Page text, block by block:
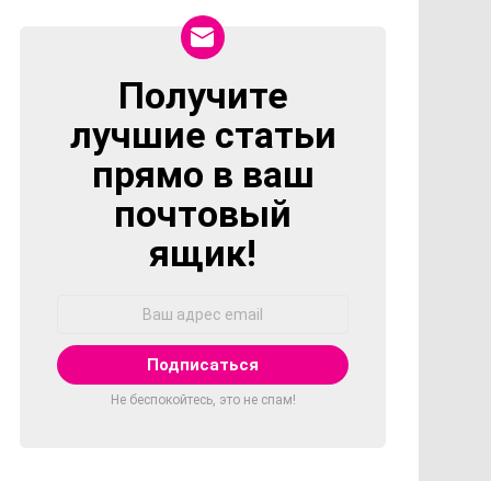
NEWSLETTER
Получите
лучшие статьи
прямо в ваш
почтовый
ящик!
Не беспокойтесь, это не спам!